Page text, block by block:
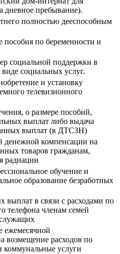
дневное пребывание).
полностью дееспособным
пособия по беременности и
социальной поддержки в
социальных услуг.
и установку
телевизионного
о размере пособий,
выплат либо выдача
выплат (в ДТСЗН)
денежной компенсации на
товаров гражданам,
радиации
обучение и
образование безработных
выплат в связи с расходами по
телефона членам семей
ежемесячной
возмещение расходов по
коммунальные услуги